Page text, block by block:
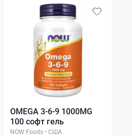
OMEGA 3-6-9 1000MG
100 софт гель
NOW Foods • США